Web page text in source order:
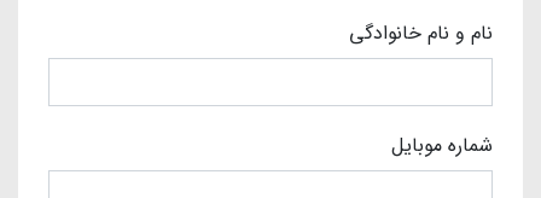
نام و نام خانوادگی
شماره موبایل